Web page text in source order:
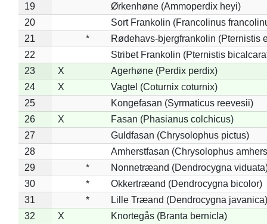
19
Ørkenhøne (Ammoperdix heyi)
20
Sort Frankolin (Francolinus
21
*
Rødehavs-bjergfrankolin (Pternistis
22
Stribet Frankolin (Pternistis
23
X
Agerhøne (Perdix perdix)
24
X
Vagtel (Coturnix coturnix)
25
Kongefasan (Syrmaticus reevesii)
26
X
Fasan (Phasianus colchicus)
27
Guldfasan (Chrysolophus pictus)
28
Amherstfasan (Chrysolophus
29
*
Nonnetræand (Dendrocygna
30
*
Okkertræand (Dendrocygna bicolor)
31
*
Lille Træand (Dendrocygna javanica)
32
X
Knortegås (Branta bernicla)